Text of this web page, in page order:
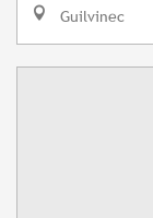
Guilvinec